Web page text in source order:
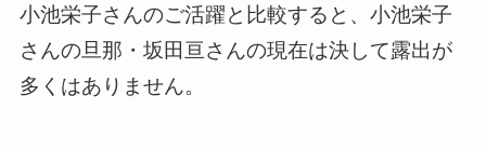
小池栄子さんのご活躍と比較すると、小池栄子
さんの旦那・坂田亘さんの現在は決して露出が
多くはありません。